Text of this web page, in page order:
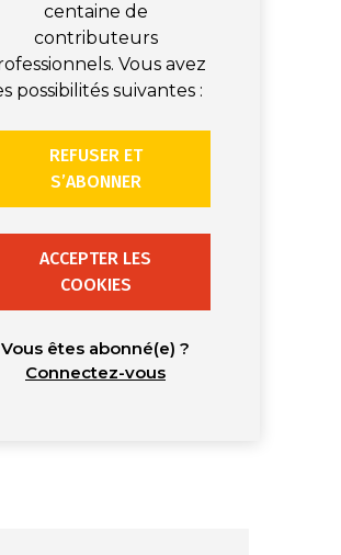
centaine de
contributeurs
Vous avez
possibilités suivantes :
REFUSER ET
S’ABONNER
ACCEPTER LES
COOKIES
Vous êtes abonné(e) ?
Connectez-vous